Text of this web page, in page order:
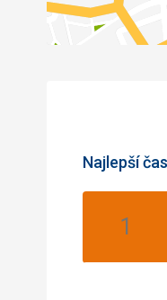
Najlepší
Január: